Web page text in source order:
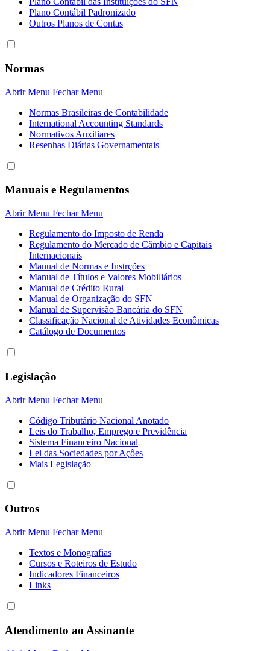
Plano Contábil Padronizado
Outros Planos de Contas
Normas
Abrir Menu Fechar Menu
Normas Brasileiras de Contabilidade
International Accounting Standards
Normativos Auxiliares
Resenhas Diárias Governamentais
Manuais e Regulamentos
Abrir Menu Fechar Menu
Regulamento do Imposto de Renda
Regulamento do Mercado de Câmbio e Capitais
Internacionais
Manual de Normas e Instrções
Manual de Títulos e Valores Mobiliários
Manual de Crédito Rural
Manual de Organização do SFN
Manual de Supervisão Bancária do SFN
Classificação Nacional de Atividades Econômicas
Catálogo de Documentos
Legislação
Abrir Menu Fechar Menu
Código Tributário Nacional Anotado
Leis do Trabalho, Emprego e Previdência
Sistema Financeiro Nacional
Lei das Sociedades por Açôes
Mais Legislação
Outros
Abrir Menu Fechar Menu
Textos e Monografias
Cursos e Roteiros de Estudo
Indicadores Financeiros
Links
Atendimento ao Assinante